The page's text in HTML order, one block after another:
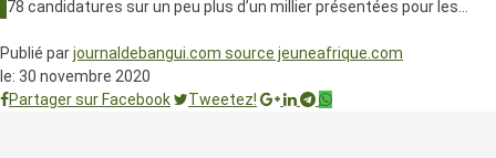
78 candidatures sur un peu plus d’un millier présentées pour les…
Publié parjournaldebangui.com source jeuneafrique.com
le: 30 novembre 2020
Partager sur Facebook
Tweetez!